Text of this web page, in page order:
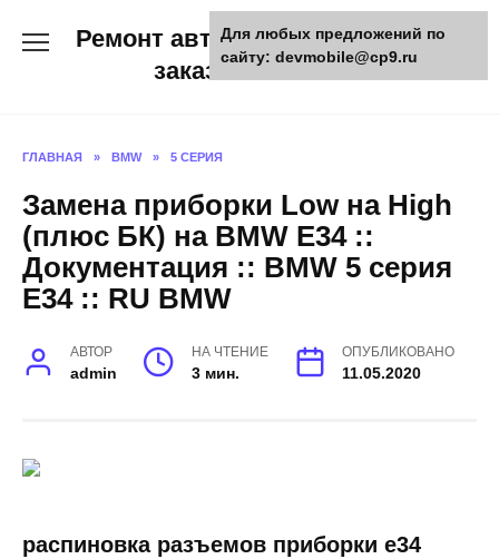
Ремонт авто и мото техники,
заказ запчастей
ГЛАВНАЯ » BMW » 5 СЕРИЯ
Замена приборки Low на High
(плюс БК) на BMW E34 ::
Документация :: BMW 5 серия
E34 :: RU BMW
АВТОР
admin
НА ЧТЕНИЕ
3 мин.
ОПУБЛИКОВАНО
11.05.2020
распиновка разъемов приборки е34
Для любых предложений по
сайту: devmobile@cp9.ru